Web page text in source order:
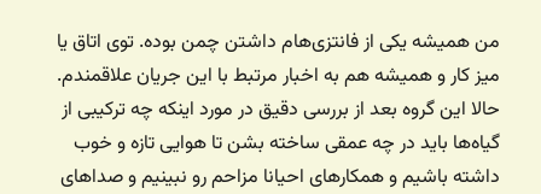
من همیشه یکی از فانتزی‌هام داشتن چمن بوده. توی اتاق یا
میز کار و همیشه هم به اخبار مرتبط با این جریان علاقمندم.
حالا این گروه بعد از بررسی دقیق در مورد اینکه چه ترکیبی از
گیاه‌ها باید در چه عمقی ساخته بشن تا هوایی تازه و خوب
داشته باشیم و همکارهای احیانا مزاحم رو نبینیم و صداهای